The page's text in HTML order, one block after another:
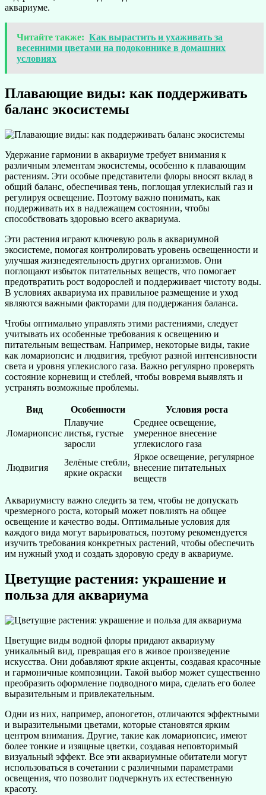
аквариуме.
Читайте также: Как вырастить и ухаживать за
весенними цветами на подоконнике в домашних
условиях
Плавающие виды: как поддерживать
баланс экосистемы
Удержание гармонии в аквариуме требует внимания к
различным элементам экосистемы, особенно к плавающим
растениям. Эти особые представители флоры вносят вклад в
общий баланс, обеспечивая тень, поглощая углекислый газ и
регулируя освещение. Поэтому важно понимать, как
поддерживать их в надлежащем состоянии, чтобы
способствовать здоровью всего аквариума.
Эти растения играют ключевую роль в аквариумной
экосистеме, помогая контролировать уровень освещенности и
улучшая жизнедеятельность других организмов. Они
поглощают избыток питательных веществ, что помогает
предотвратить рост водорослей и поддерживает чистоту воды.
В условиях аквариума их правильное размещение и уход
являются важными факторами для поддержания баланса.
Чтобы оптимально управлять этими растениями, следует
учитывать их особенные требования к освещению и
питательным веществам. Например, некоторые виды, такие
как ломариопсис и людвигия, требуют разной интенсивности
света и уровня углекислого газа. Важно регулярно проверять
состояние корневищ и стеблей, чтобы вовремя выявлять и
устранять возможные проблемы.
Вид Особенности Условия роста
Ломариопсис
Плавучие
листья, густые
заросли
Среднее освещение,
умеренное внесение
углекислого газа
Людвигия
Зелёные стебли,
яркие окраски
Яркое освещение, регулярное
внесение питательных
веществ
Аквариумисту важно следить за тем, чтобы не допускать
чрезмерного роста, который может повлиять на общее
освещение и качество воды. Оптимальные условия для
каждого вида могут варьироваться, поэтому рекомендуется
изучить требования конкретных растений, чтобы обеспечить
им нужный уход и создать здоровую среду в аквариуме.
Цветущие растения: украшение и
польза для аквариума
Цветущие виды водной флоры придают аквариуму
уникальный вид, превращая его в живое произведение
искусства. Они добавляют яркие акценты, создавая красочные
и гармоничные композиции. Такой выбор может существенно
преобразить оформление подводного мира, сделать его более
выразительным и привлекательным.
Одни из них, например, апоногетон, отличаются эффектными
и выразительными цветами, которые становятся ярким
центром внимания. Другие, такие как ломариопсис, имеют
более тонкие и изящные цветки, создавая неповторимый
визуальный эффект. Все эти аквариумные обитатели могут
использоваться в сочетании с различными параметрами
освещения, что позволит подчеркнуть их естественную
красоту.